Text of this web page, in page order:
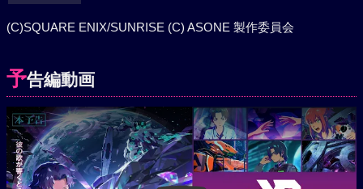
(C)SQUARE ENIX/SUNRISE (C) ASONE 製作委員会
予告編動画